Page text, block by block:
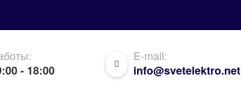
- 18:00
E-mail:
info@svetelektro.net